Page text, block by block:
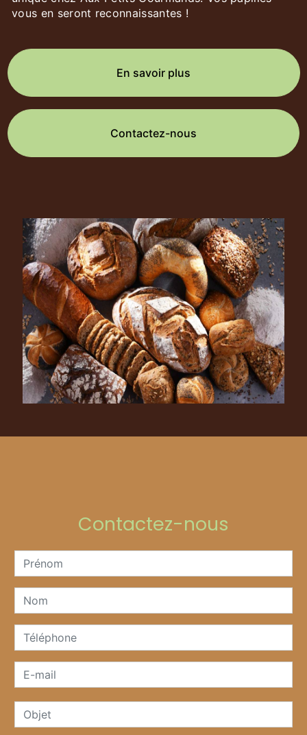
vous en seront reconnaissantes !
En savoir plus
Contactez-nous
Contactez-nous